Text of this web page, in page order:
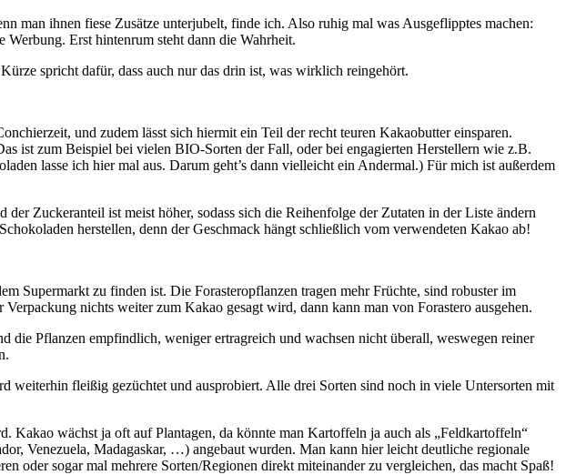
man ihnen fiese Zusätze unterjubelt, finde ich. Also ruhig mal was Ausgeflipptes machen:
Erst hintenrum steht dann die Wahrheit.
spricht dafür, dass auch nur das drin ist, was wirklich reingehört.
und zudem lässt sich hiermit ein Teil der recht teuren Kakaobutter einsparen.
ist zum Beispiel bei vielen BIO-Sorten der Fall, oder bei engagierten Herstellern wie z.B.
lasse ich hier mal aus. Darum geht’s dann vielleicht ein Andermal.) Für mich ist außerdem
der Zuckeranteil ist meist höher, sodass sich die Reihenfolge der Zutaten in der Liste ändern
herstellen, denn der Geschmack hängt schließlich vom verwendeten Kakao ab!
Supermarkt zu finden ist. Die Forasteropflanzen tragen mehr Früchte, sind robuster im
nichts weiter zum Kakao gesagt wird, dann kann man von Forastero ausgehen.
die Pflanzen empfindlich, weniger ertragreich und wachsen nicht überall, weswegen reiner
fleißig gezüchtet und ausprobiert. Alle drei Sorten sind noch in viele Untersorten mit
Kakao wächst ja oft auf Plantagen, da könnte man Kartoffeln ja auch als „Feldkartoffeln“
Venezuela, Madagaskar, …) angebaut wurden. Man kann hier leicht deutliche regionale
oder sogar mal mehrere Sorten/Regionen direkt miteinander zu vergleichen, das macht Spaß!